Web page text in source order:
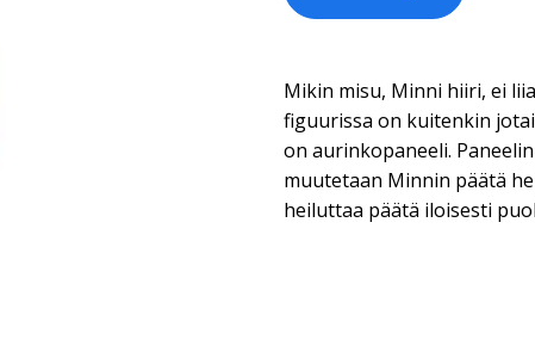
Mikin misu, Minni hiiri, ei
figuurissa on kuitenkin
on aurinkopaneeli.
muutetaan Minnin päätä
heiluttaa päätä iloisesti